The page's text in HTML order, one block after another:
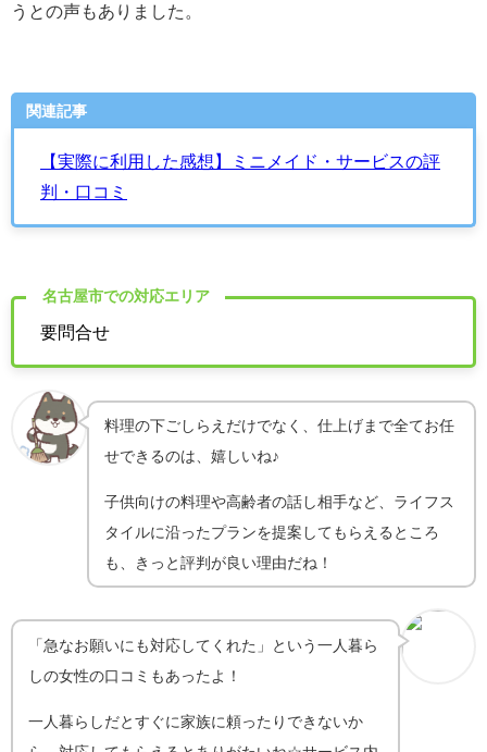
うとの声もありました。
関連記事
【実際に利用した感想】ミニメイド・サービスの評
判・口コミ
名古屋市での対応エリア
要問合せ
料理の下ごしらえだけでなく、仕上げまで全てお任
せできるのは、嬉しいね♪
子供向けの料理や高齢者の話し相手など、ライフス
タイルに沿ったプランを提案してもらえるところ
も、きっと評判が良い理由だね！
「急なお願いにも対応してくれた」という一人暮ら
しの女性の口コミもあったよ！
一人暮らしだとすぐに家族に頼ったりできないか